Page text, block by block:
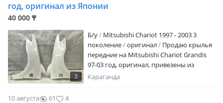
год, оригинал из Японии
40 000 ₸
3
Б/y
Mitsubishi Chariot 1997 - 2003 3
поколение
оригинал
Продаю крылья
передние на Mitsubishi Chariot Grandis
97-03 год, оригинал, привезены из
Японии Крылья сняты из целых
Караганда
10 августа 61 4